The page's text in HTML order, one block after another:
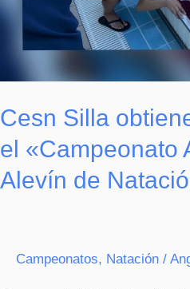
Cesn Silla
el «Campeonato
Alevín de
Campeonatos, Natación /
Alevín